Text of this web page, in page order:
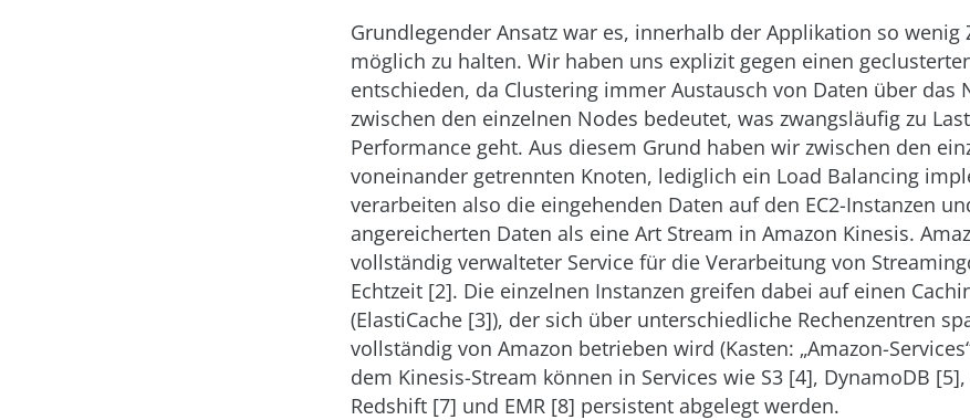
Grundlegender Ansatz war es, innerhalb der Applikation so wenig
möglich zu halten. Wir haben uns explizit gegen einen
entschieden, da Clustering immer Austausch von Daten über das
zwischen den einzelnen Nodes bedeutet, was zwangsläufig zu
Performance geht. Aus diesem Grund haben wir zwischen den
voneinander getrennten Knoten, lediglich ein Load Balancing
verarbeiten also die eingehenden Daten auf den EC2-Instanzen
angereicherten Daten als eine Art Stream in Amazon Kinesis.
vollständig verwalteter Service für die Verarbeitung von
Echtzeit [2]. Die einzelnen Instanzen greifen dabei auf einen
(ElastiCache [3]), der sich über unterschiedliche Rechenzentren
vollständig von Amazon betrieben wird (Kasten: „Amazon-
dem Kinesis-Stream können in Services wie S3 [4], DynamoDB [5],
Redshift [7] und EMR [8] persistent abgelegt werden.